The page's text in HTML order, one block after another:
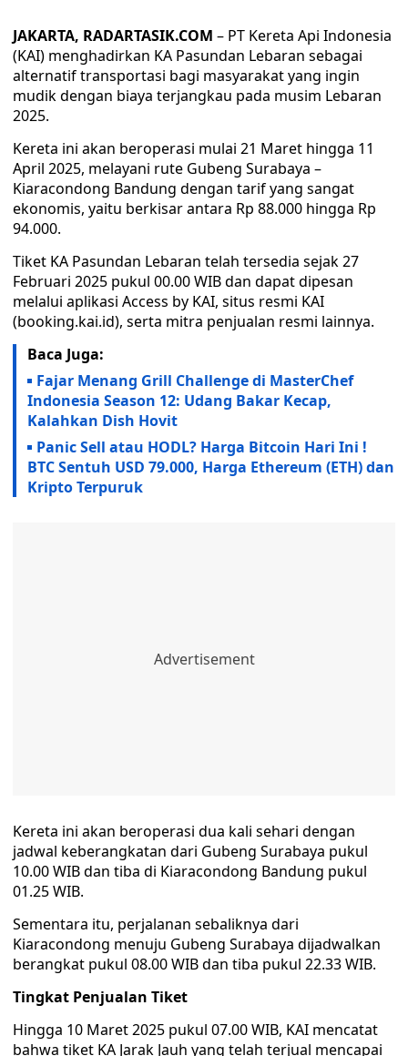
JAKARTA, RADARTASIK.COM – PT Kereta Api Indonesia
(KAI) menghadirkan KA Pasundan Lebaran sebagai
alternatif transportasi bagi masyarakat yang ingin
mudik dengan biaya terjangkau pada musim Lebaran
2025.
Kereta ini akan beroperasi mulai 21 Maret hingga 11
April 2025, melayani rute Gubeng Surabaya –
Kiaracondong Bandung dengan tarif yang sangat
ekonomis, yaitu berkisar antara Rp 88.000 hingga Rp
94.000.
Tiket KA Pasundan Lebaran telah tersedia sejak 27
Februari 2025 pukul 00.00 WIB dan dapat dipesan
melalui aplikasi Access by KAI, situs resmi KAI
(booking.kai.id), serta mitra penjualan resmi lainnya.
Baca Juga:
Fajar Menang Grill Challenge di MasterChef
Indonesia Season 12: Udang Bakar Kecap,
Kalahkan Dish Hovit
Panic Sell atau HODL? Harga Bitcoin Hari Ini !
BTC Sentuh USD 79.000, Harga Ethereum (ETH) dan
Kripto Terpuruk
Kereta ini akan beroperasi dua kali sehari dengan
jadwal keberangkatan dari Gubeng Surabaya pukul
10.00 WIB dan tiba di Kiaracondong Bandung pukul
01.25 WIB.
Sementara itu, perjalanan sebaliknya dari
Kiaracondong menuju Gubeng Surabaya dijadwalkan
berangkat pukul 08.00 WIB dan tiba pukul 22.33 WIB.
Tingkat Penjualan Tiket
Hingga 10 Maret 2025 pukul 07.00 WIB, KAI mencatat
bahwa tiket KA Jarak Jauh yang telah terjual mencapai